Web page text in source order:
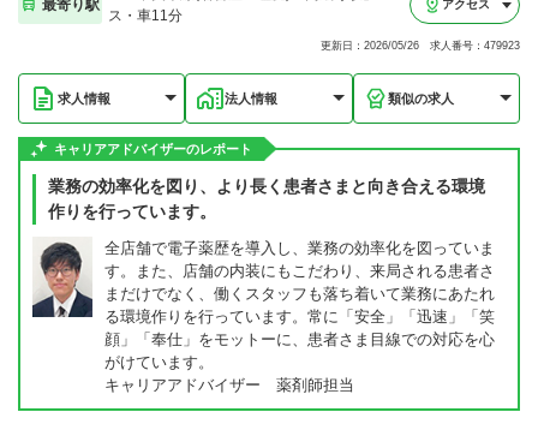
最寄り駅
ス・車11分
アクセス
更新日：2026/05/26 求人番号：479923
求人情報 法人情報 類似の求人
キャリアアドバイザーのレポート
業務の効率化を図り、より長く患者さまと向き合える環境
作りを行っています。
全店舗で電子薬歴を導入し、業務の効率化を図っていま
す。また、店舗の内装にもこだわり、来局される患者さ
まだけでなく、働くスタッフも落ち着いて業務にあたれ
る環境作りを行っています。常に「安全」「迅速」「笑
顔」「奉仕」をモットーに、患者さま目線での対応を心
がけています。
キャリアアドバイザー 薬剤師担当